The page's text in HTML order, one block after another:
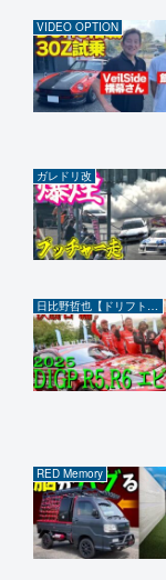
VIDEO OPTION
ガレドリ改
日比野哲也【ドリフト】CHANNEL
RED Memory